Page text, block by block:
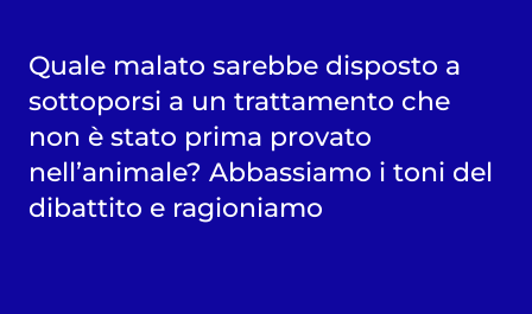
Quale malato sarebbe disposto a
sottoporsi a un trattamento che
non è stato prima provato
nell’animale? Abbassiamo i toni del
dibattito e ragioniamo